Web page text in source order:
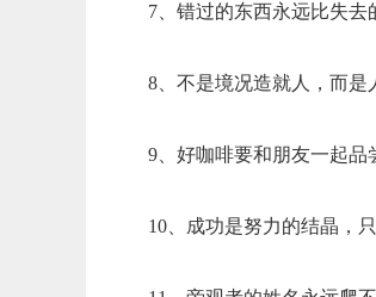
7、错过的东西永远比失去
8、不是境况造就人，而是
9、好咖啡要和朋友一起品
10、成功是努力的结晶，